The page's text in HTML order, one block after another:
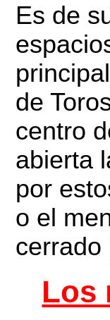
Es de
de
centro
abierta
por
o el
cerrado
Los